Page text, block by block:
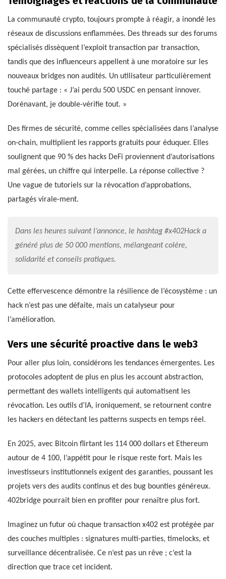
La communauté crypto, toujours prompte à réagir, a inondé les
réseaux de discussions enflammées. Des threads sur des forums
spécialisés dissèquent l’exploit transaction par transaction,
tandis que des influenceurs appellent à une moratoire sur les
nouveaux bridges non audités. Un utilisateur particulièrement
touché partage : « J’ai perdu 500 USDC en pensant innover.
Dorénavant, je double-vérifie tout. »
Des firmes de sécurité, comme celles spécialisées dans l’analyse
on-chain, multiplient les rapports gratuits pour éduquer. Elles
soulignent que 90 % des hacks DeFi proviennent d’autorisations
mal gérées, un chiffre qui interpelle. La réponse collective ?
Une vague de tutoriels sur la révocation d’approbations,
partagés virale-ment.
Dans les heures suivant l’annonce, le hashtag #x402Hack a
généré plus de 50 000 mentions, mélangeant colère,
solidarité et conseils pratiques.
Cette effervescence démontre la résilience de l’écosystème : un
hack n’est pas une défaite, mais un catalyseur pour
l’amélioration.
Vers une sécurité proactive dans le web3
Pour aller plus loin, considérons les tendances émergentes. Les
protocoles adoptent de plus en plus les account abstraction,
permettant des wallets intelligents qui automatisent les
révocation. Les outils d’IA, ironiquement, se retournent contre
les hackers en détectant les patterns suspects en temps réel.
En 2025, avec Bitcoin flirtant les 114 000 dollars et Ethereum
autour de 4 100, l’appétit pour le risque reste fort. Mais les
investisseurs institutionnels exigent des garanties, poussant les
projets vers des audits continus et des bug bounties généreux.
402bridge pourrait bien en profiter pour renaître plus fort.
Imaginez un futur où chaque transaction x402 est protégée par
des couches multiples : signatures multi-parties, timelocks, et
surveillance décentralisée. Ce n’est pas un rêve ; c’est la
direction que trace cet incident.